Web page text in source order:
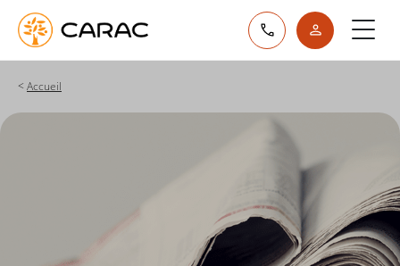
Accueil
Paramétrer vos préférences sur les cookies